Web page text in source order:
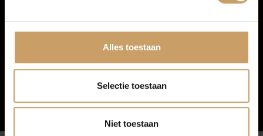
Alles toestaan
Selectie toestaan
Niet toestaan
Afleverpakketten